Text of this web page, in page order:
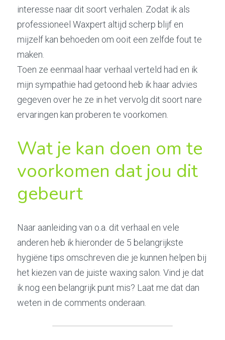
interesse naar dit soort verhalen. Zodat ik als
professioneel Waxpert altijd scherp blijf en
mijzelf kan behoeden om ooit een zelfde fout te
maken.
Toen ze eenmaal haar verhaal verteld had en ik
mijn sympathie had getoond heb ik haar advies
gegeven over he ze in het vervolg dit soort nare
ervaringen kan proberen te voorkomen.
Wat je kan doen om te
voorkomen dat jou dit
gebeurt
Naar aanleiding van o.a. dit verhaal en vele
anderen heb ik hieronder de 5 belangrijkste
hygiëne tips omschreven die je kunnen helpen bij
het kiezen van de juiste waxing salon. Vind je dat
ik nog een belangrijk punt mis? Laat me dat dan
weten in de comments onderaan.